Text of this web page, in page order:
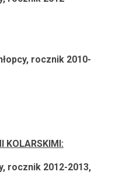
rocznik 2010-
KOLARSKIMI:
rocznik 2012-2013,